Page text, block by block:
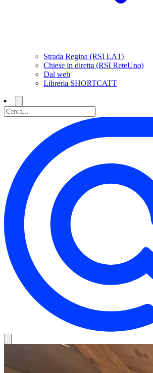
Strada Regina (RSI LA1)
Chiese in diretta (RSI ReteUno)
Dal web
Libreria SHORTCATT